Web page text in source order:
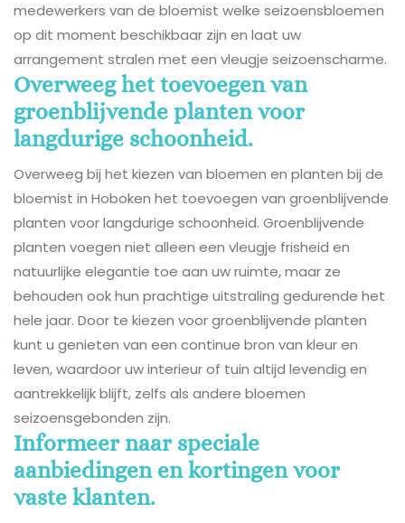
medewerkers van de bloemist welke seizoensbloemen
op dit moment beschikbaar zijn en laat uw
arrangement stralen met een vleugje seizoenscharme.
Overweeg het toevoegen van
groenblijvende planten voor
langdurige schoonheid.
Overweeg bij het kiezen van bloemen en planten bij de
bloemist in Hoboken het toevoegen van groenblijvende
planten voor langdurige schoonheid. Groenblijvende
planten voegen niet alleen een vleugje frisheid en
natuurlijke elegantie toe aan uw ruimte, maar ze
behouden ook hun prachtige uitstraling gedurende het
hele jaar. Door te kiezen voor groenblijvende planten
kunt u genieten van een continue bron van kleur en
leven, waardoor uw interieur of tuin altijd levendig en
aantrekkelijk blijft, zelfs als andere bloemen
seizoensgebonden zijn.
Informeer naar speciale
aanbiedingen en kortingen voor
vaste klanten.